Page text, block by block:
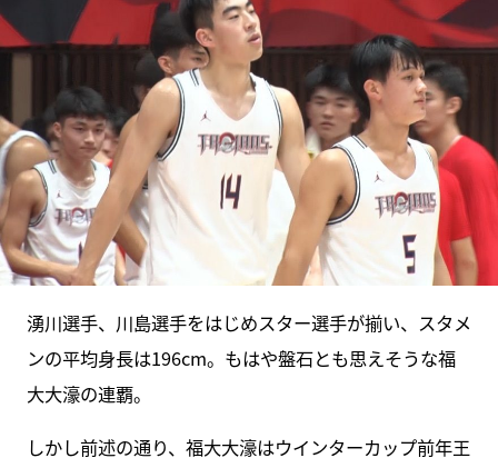
湧川選手、川島選手をはじめスター選手が揃い、スタメ
ンの平均身長は196cm。もはや盤石とも思えそうな福
大大濠の連覇。
しかし前述の通り、福大大濠はウインターカップ前年王